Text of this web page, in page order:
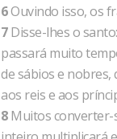
6Ouvindo isso, os
7Disse-lhes o
passará muito
de sábios e
aos reis e aos
8Muitos converter-